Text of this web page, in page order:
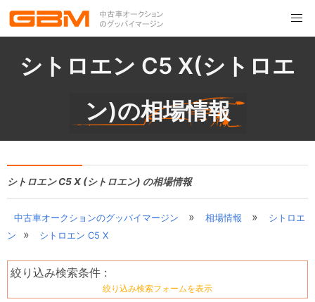
シトロエン C5 X(シトロエ
ン)の相場情報
シトロエン C5 X (シトロエン) の相場情報
中古車オークションのグッバイマージン » 相場情報 »
シトロエ
ン
» シトロエン C5 X
絞り込み検索条件 :
絞り込み検索フォームを表示